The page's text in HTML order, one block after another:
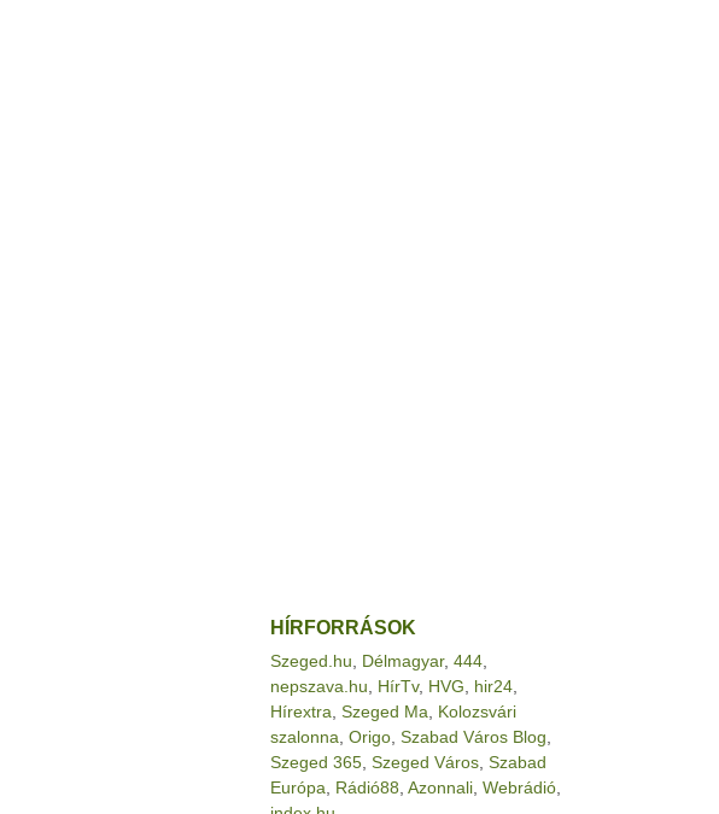
HÍRFORRÁSOK
Szeged.hu Délmagyar, 444
nepszava.hu
HírTv, HVG hir24
Hírextra Szeged Ma
Kolozsvári
szalonna Origo Szabad Város Blog
Szeged 365 Szeged Város Szabad
Európa
Rádió88 Azonnali Webrádió